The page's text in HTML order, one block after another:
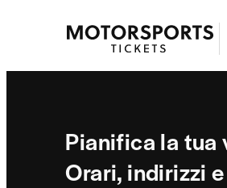
Pianifica la tua
Orari, indirizzi